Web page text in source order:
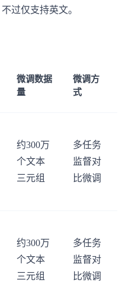
过仅支持英文。
微调数据
量
微调方
式
约300万
个文本
三元组
多任务
监督对
比微调
约300万
个文本
三元组
多任务
监督对
比微调